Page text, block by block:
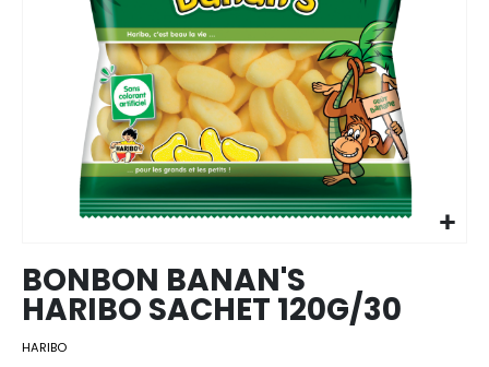
images
gallery
BONBON BANAN'S
HARIBO SACHET 120G/30
HARIBO